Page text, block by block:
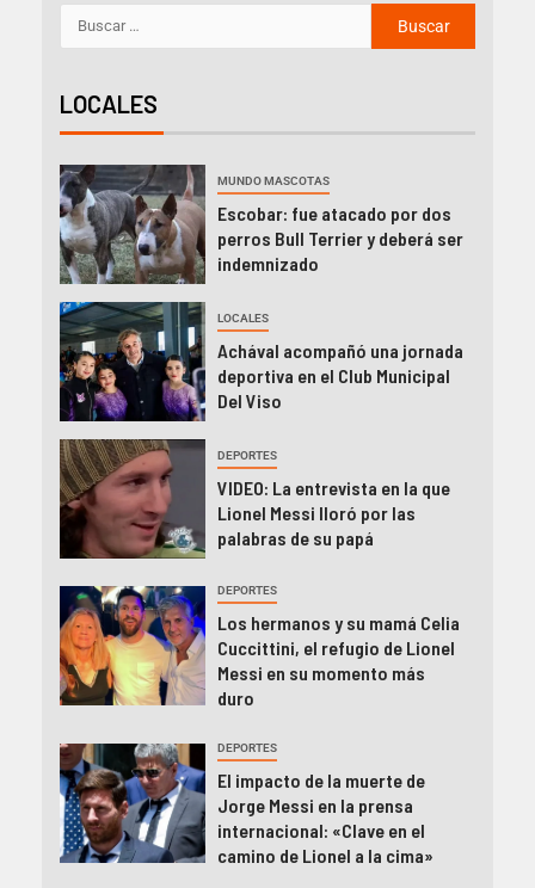
LOCALES
MUNDO MASCOTAS
Escobar: fue atacado por dos
perros Bull Terrier y deberá ser
indemnizado
LOCALES
Achával acompañó una jornada
deportiva en el Club Municipal
Del Viso
DEPORTES
VIDEO: La entrevista en la que
Lionel Messi lloró por las
palabras de su papá
DEPORTES
Los hermanos y su mamá Celia
Cuccittini, el refugio de Lionel
Messi en su momento más
duro
DEPORTES
El impacto de la muerte de
Jorge Messi en la prensa
internacional: «Clave en el
camino de Lionel a la cima»